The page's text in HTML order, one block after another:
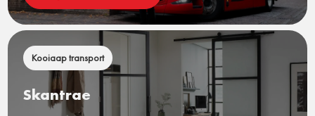
Kooiaap transport
Skantrae